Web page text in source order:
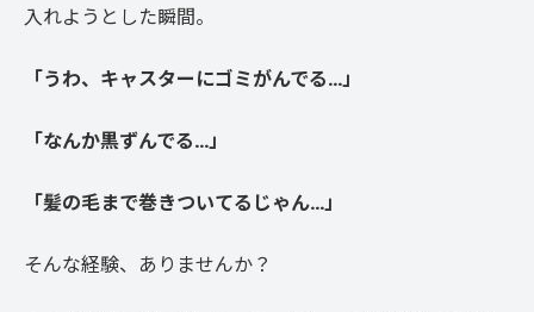
入れようとした瞬間。
「うわ、キャスターにゴミがんでる…」
「なんか黒ずんでる…」
「髪の毛まで巻きついてるじゃん…」
そんな経験、ありませんか？